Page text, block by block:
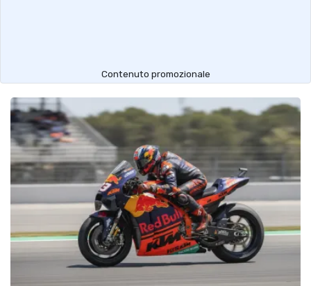
Contenuto promozionale